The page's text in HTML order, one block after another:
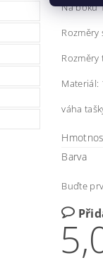
Na boku
Rozměry
Rozměry
Materiál:
váha
Barva
Buďte